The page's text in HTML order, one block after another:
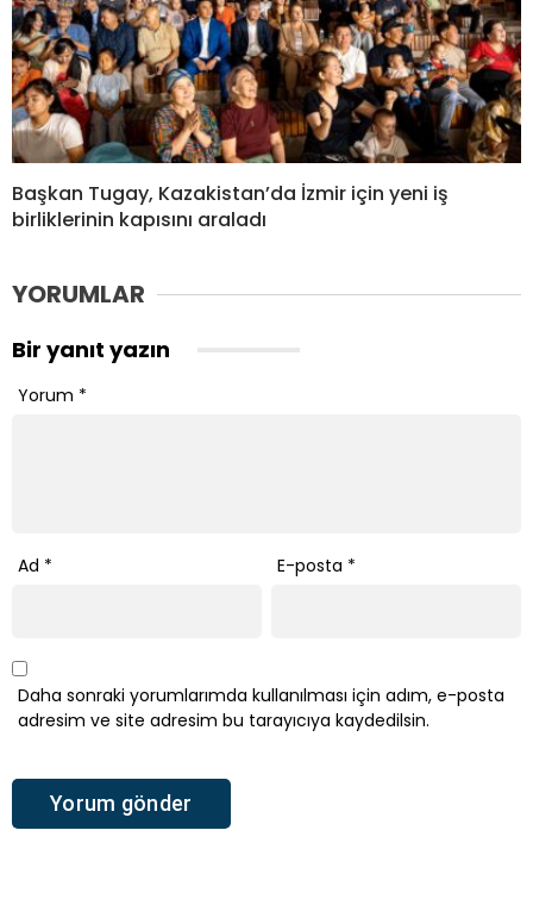
Başkan Tugay, Kazakistan’da İzmir için yeni iş
birliklerinin kapısını araladı
YORUMLAR
Bir yanıt yazın
Yorum *
Ad * E-posta *
Daha sonraki yorumlarımda kullanılması için adım, e-posta
adresim ve site adresim bu tarayıcıya kaydedilsin.